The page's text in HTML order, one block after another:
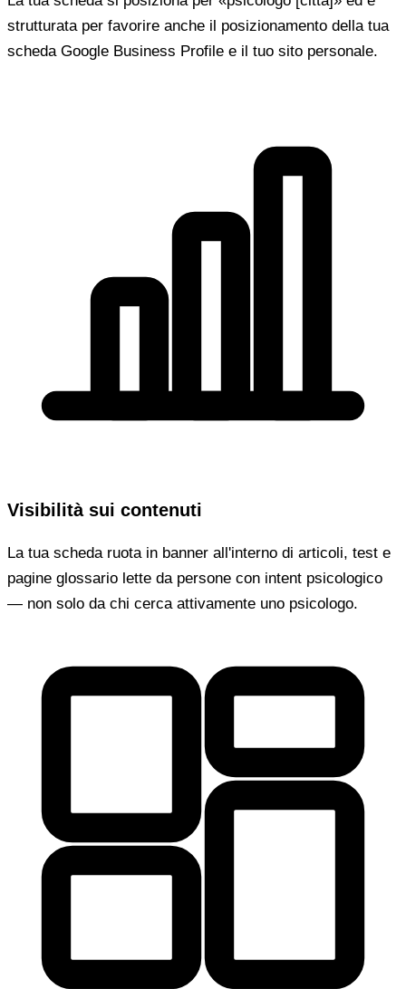
strutturata per favorire anche il posizionamento della tua
scheda Google Business Profile e il tuo sito personale.
Visibilità sui contenuti
La tua scheda ruota in banner all'interno di articoli, test e
pagine glossario lette da persone con intent psicologico
— non solo da chi cerca attivamente uno psicologo.